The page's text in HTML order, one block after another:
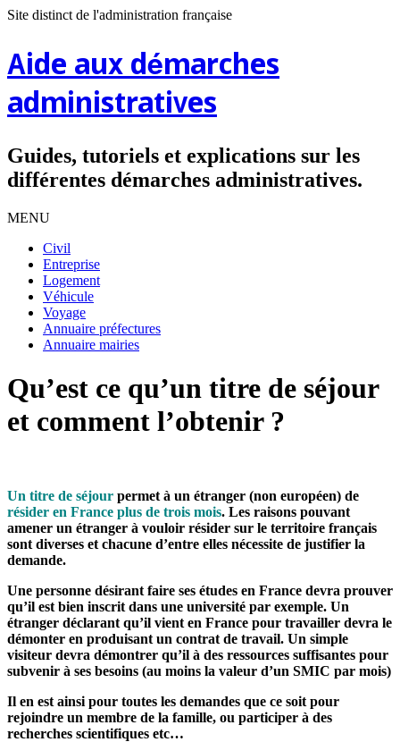
Site distinct de l'administration française
Aide aux démarches
administratives
Guides, tutoriels et explications sur les
différentes démarches administratives.
MENU
Civil
Entreprise
Logement
Véhicule
Voyage
Annuaire préfectures
Annuaire mairies
Qu’est ce qu’un titre de séjour
et comment l’obtenir ?
Un titre de séjour permet à un étranger (non européen) de
résider en France plus de trois mois. Les raisons pouvant
amener un étranger à vouloir résider sur le territoire français
sont diverses et chacune d’entre elles nécessite de justifier la
demande.
Une personne désirant faire ses études en France devra prouver
qu’il est bien inscrit dans une université par exemple. Un
étranger déclarant qu’il vient en France pour travailler devra le
démonter en produisant un contrat de travail. Un simple
visiteur devra démontrer qu’il à des ressources suffisantes pour
subvenir à ses besoins (au moins la valeur d’un SMIC par mois)
Il en est ainsi pour toutes les demandes que ce soit pour
rejoindre un membre de la famille, ou participer à des
recherches scientifiques etc…